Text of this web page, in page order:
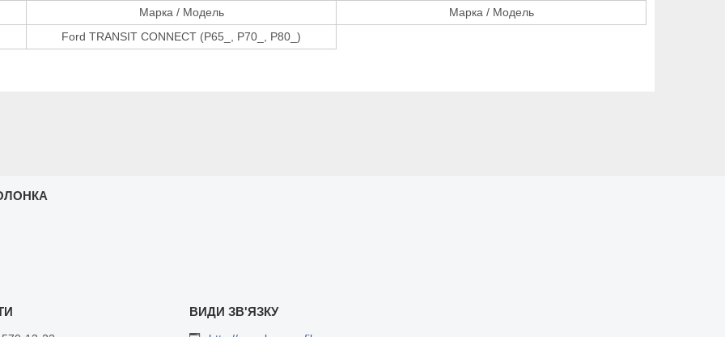
Марка / Модель
Марка / Модель
Ford TRANSIT CONNECT (P65_, P70_, P80_)